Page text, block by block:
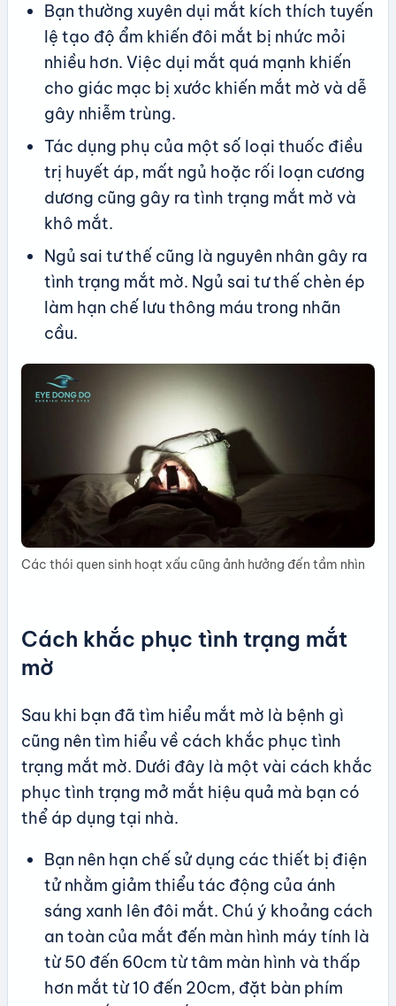
Bạn thường xuyên dụi mắt kích thích tuyến
lệ tạo độ ẩm khiến đôi mắt bị nhức mỏi
nhiều hơn. Việc dụi mắt quá mạnh khiến
cho giác mạc bị xước khiến mắt mờ và dễ
gây nhiễm trùng.
Tác dụng phụ của một số loại thuốc điều
trị huyết áp, mất ngủ hoặc rối loạn cương
dương cũng gây ra tình trạng mắt mờ và
khô mắt.
Ngủ sai tư thế cũng là nguyên nhân gây ra
tình trạng mắt mờ. Ngủ sai tư thế chèn ép
làm hạn chế lưu thông máu trong nhãn
cầu.
Các thói quen sinh hoạt xấu cũng ảnh hưởng đến tầm nhìn
Cách khắc phục tình trạng mắt
mờ
Sau khi bạn đã tìm hiểu mắt mờ là bệnh gì
cũng nên tìm hiểu về cách khắc phục tình
trạng mắt mờ. Dưới đây là một vài cách khắc
phục tình trạng mở mắt hiệu quả mà bạn có
thể áp dụng tại nhà.
Bạn nên hạn chế sử dụng các thiết bị điện
tử nhằm giảm thiểu tác động của ánh
sáng xanh lên đôi mắt. Chú ý khoảng cách
an toàn của mắt đến màn hình máy tính là
từ 50 đến 60cm từ tâm màn hình và thấp
hơn mắt từ 10 đến 20cm, đặt bàn phím